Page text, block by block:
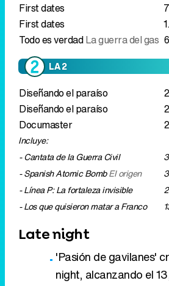
First dates
First dates
Todo es verdadLa guerra del gas
LA 2
Diseñando el paraíso
Diseñando el paraíso
Documaster
Incluye:
- Cantata de la Guerra Civil
- Spanish Atomic BombEl origen
- Línea P: La fortaleza invisible
- Los que quisieron matar a Franco
Late night
'Pasión de gavilanes'
night, alcanzando el